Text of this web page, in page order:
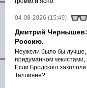
04-08-2026 (15:49)
Дмитрий Чернышев:
Россию.
Неужели было бы лучше,
придуманном
Если Бродского
Таллинне?